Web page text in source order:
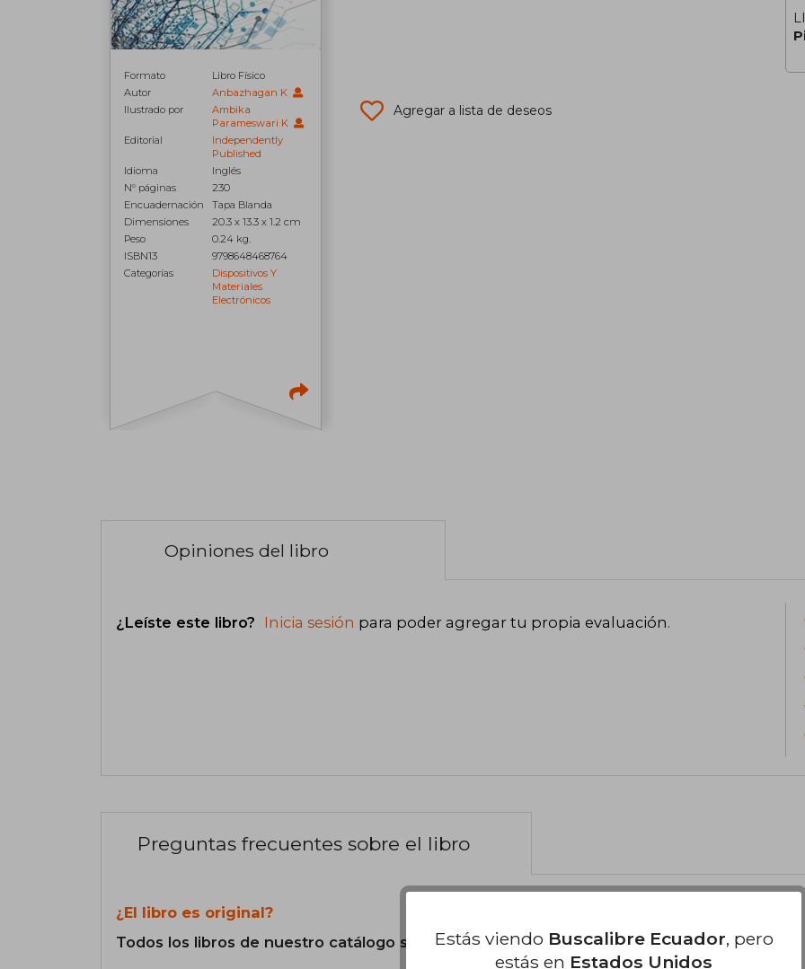
Formato
Libro Físico
Autor
Anbazhagan K
Ilustrado por
Ambika
Parameswari K
Editorial
Independently
Published
Idioma
Inglés
N° páginas
230
Encuadernación
Tapa Blanda
Dimensiones
20.3 x 13.3 x 1.2 cm
Peso
0.24 kg.
ISBN13
9798648468764
Categorías
Dispositivos Y
Materiales
Electrónicos
Agregar a lista de deseos
Opiniones del libro
¿Leíste este libro? Inicia sesión para poder agregar tu propia evaluación.
Preguntas frecuentes sobre el libro
¿El libro es original?
Todos los libros de nuestro catálogo son Originales.
Estás viendo Buscalibre Ecuador, pero
estás en Estados Unidos